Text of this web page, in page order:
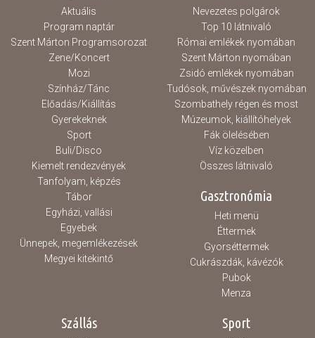
Aktuális
Program naptár
Szent Márton Programsorozat
Zene/Koncert
Mozi
Színház/Tánc
Előadás/Kiállítás
Gyerekeknek
Sport
Buli/Disco
Kiemelt rendezvények
Tanfolyam, képzés
Tábor
Egyházi, vallási
Egyebek
Ünnepek, megemlékezések
Megyei kitekintő
Nevezetes polgárok
Top 10 látnivaló
Római emlékek nyomában
Szent Márton nyomában
Zsidó emlékek nyomában
Tudósok, művészek nyomában
Szombathely régen és most
Múzeumok, kiállítóhelyek
Fák ölelésében
Víz közelben
Összes látnivaló
Gasztronómia
Heti menü
Éttermek
Gyorséttermek
Cukrászdák, kávézók
Pubok
Menza
Szállás Sport